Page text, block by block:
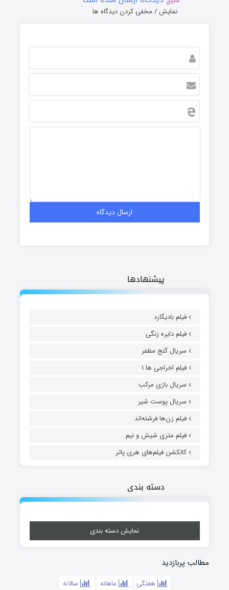
پیشنهادها
فیلم بادیگارد
فیلم دایره زنگی
سریال گنج مظفر
فیلم اخراجی ها ۱
سریال بازی مرکب
سریال پوست شیر
فیلم زن‌ها فرشته‌اند
فیلم متری شیش و نیم
کالکشن فیلم‌های هری پاتر
دسته بندی
نمایش دسته بندی
مطالب پربازدید
هفتگی ماهانه سالانه
نمایش / مخفی کردن دیدگاه ها